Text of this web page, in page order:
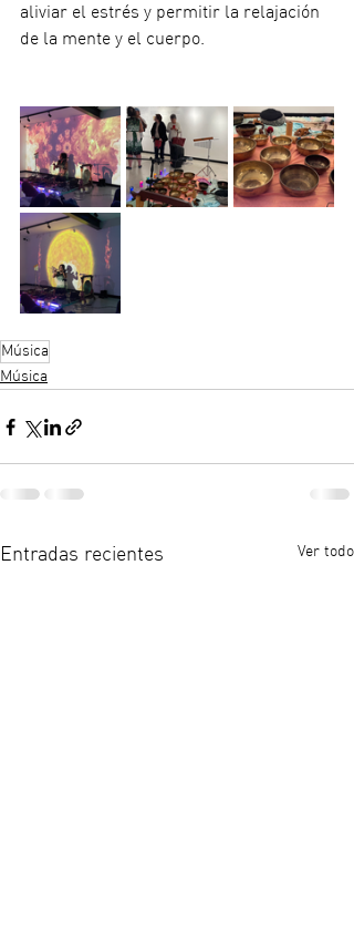
aliviar el estrés y permitir la relajación
de la mente y el cuerpo.
Música
Música
Entradas recientes Ver todo